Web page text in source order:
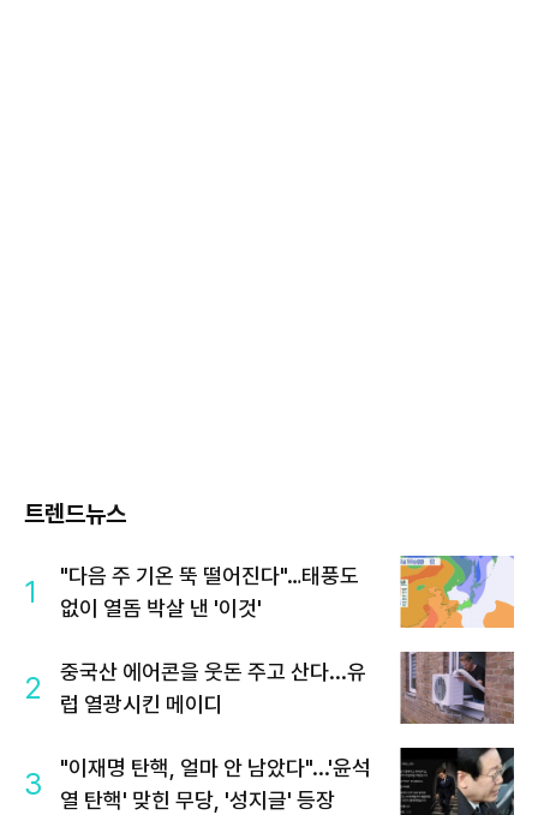
트렌드뉴스
1
"다음 주 기온 뚝 떨어진다"…태풍도
없이 열돔 박살 낸 '이것'
2
중국산 에어콘을 웃돈 주고 산다...유
럽 열광시킨 메이디
3
"이재명 탄핵, 얼마 안 남았다"...'윤석
열 탄핵' 맞힌 무당, '성지글' 등장